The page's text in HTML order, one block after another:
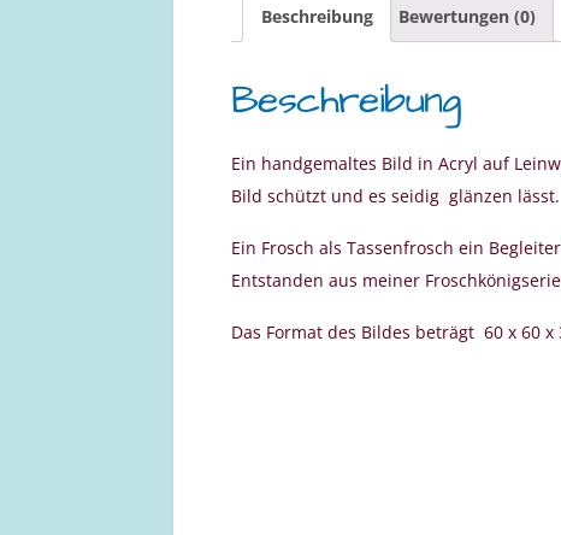
Beschreibung Bewertungen (0)
Beschreibung
Ein handgemaltes Bild in Acryl auf
Bild schützt und es seidig glänzen lässt.
Ein Frosch als Tassenfrosch ein
Entstanden aus meiner
Das Format des Bildes beträgt 60 x 60 x